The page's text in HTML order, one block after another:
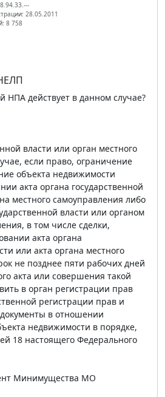
28.05.2011
8 758
НПА действует в данном случае?
власти или орган местного
если право, ограничение
объекта недвижимости
акта органа государственной
местного самоуправления либо
власти или органом
в том числе сделки,
акта органа
или акта органа местного
не позднее пяти рабочих дней
акта или совершения такой
в орган регистрации прав
регистрации прав и
в отношении
недвижимости в порядке,
18 настоящего Федерального
Минимущества МО